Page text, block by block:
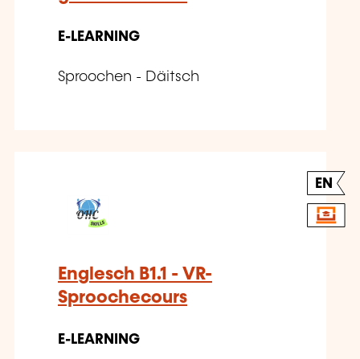
E-LEARNING
Sproochen - Däitsch
EN
Englesch B1.1 - VR-
Sproochecours
E-LEARNING